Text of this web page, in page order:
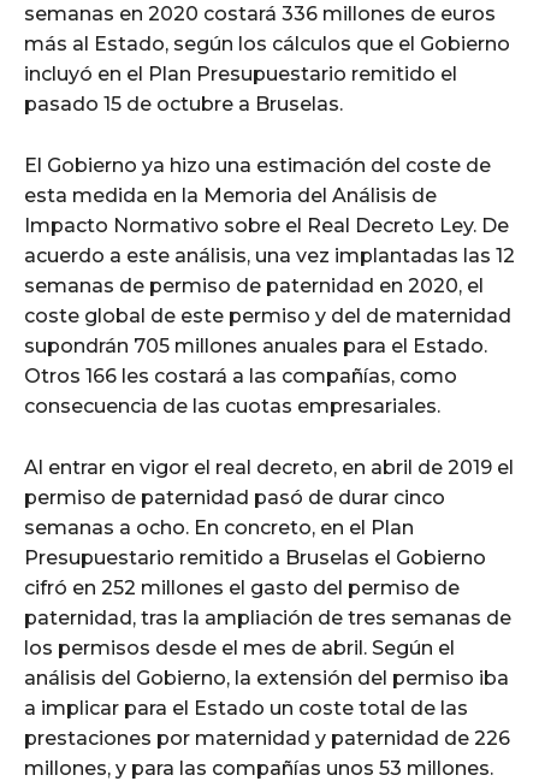
semanas en 2020 costará 336 millones de euros
más al Estado, según los cálculos que el Gobierno
incluyó en el Plan Presupuestario remitido el
pasado 15 de octubre a Bruselas.
El Gobierno ya hizo una estimación del coste de
esta medida en la Memoria del Análisis de
Impacto Normativo sobre el Real Decreto Ley. De
acuerdo a este análisis, una vez implantadas las 12
semanas de permiso de paternidad en 2020, el
coste global de este permiso y del de maternidad
supondrán 705 millones anuales para el Estado.
Otros 166 les costará a las compañías, como
consecuencia de las cuotas empresariales.
Al entrar en vigor el real decreto, en abril de 2019 el
permiso de paternidad pasó de durar cinco
semanas a ocho. En concreto, en el Plan
Presupuestario remitido a Bruselas el Gobierno
cifró en 252 millones el gasto del permiso de
paternidad, tras la ampliación de tres semanas de
los permisos desde el mes de abril. Según el
análisis del Gobierno, la extensión del permiso iba
a implicar para el Estado un coste total de las
prestaciones por maternidad y paternidad de 226
millones, y para las compañías unos 53 millones.